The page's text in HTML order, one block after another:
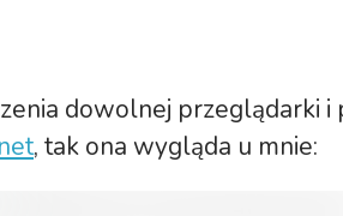
dowolnej przeglądarki i
, tak ona wygląda u mnie: